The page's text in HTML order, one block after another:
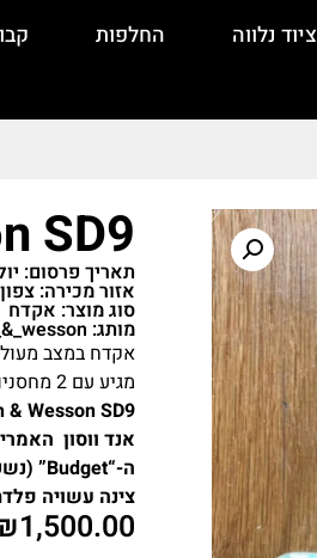
ציוד נלווה החלפות
SD9
תאריך פרסום: יולי 8,
אזור מכירה: צפון
סוג מוצר: אקדח
מותג: smith_&_wesson
אקדח במצב
מגיע עם 2 מחסניות ונרתיק למחסנית הנוספת .
אנד ווסון
צינה עשויה
1,500.00